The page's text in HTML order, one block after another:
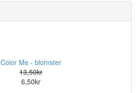
Color Me - blomster
13,50kr
6,50kr